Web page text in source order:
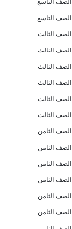
الصف التاسع
الصف الثالث
الصف الثالث
الصف الثالث
الصف الثالث
الصف الثالث
الصف الثالث
الصف الثامن
الصف الثامن
الصف الثامن
الصف الثامن
الصف الثامن
الصف الثامن